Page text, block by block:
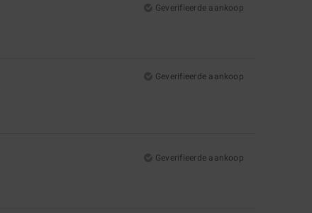
Geverifieerde aankoop
Geverifieerde aankoop
Geverifieerde aankoop